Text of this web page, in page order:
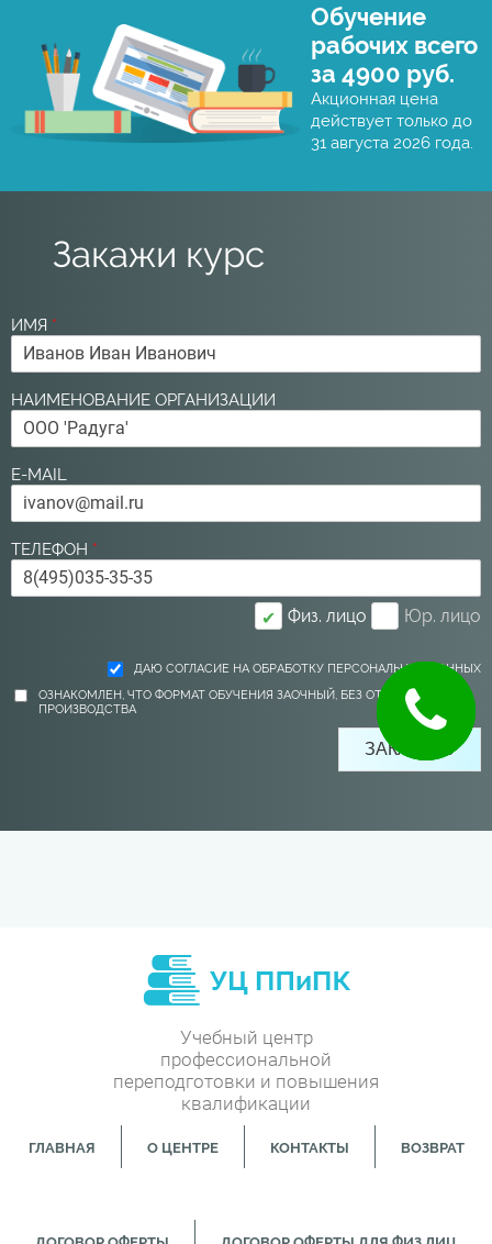
Обучение
рабочих всего
за 4900 руб.
Акционная цена
действует только до
31 августа 2026 года.
Закажи курс
ИМЯ *
НАИМЕНОВАНИЕ ОРГАНИЗАЦИИ
E-MAIL
ТЕЛЕФОН *
✔ Физ. лицо Юр. лицо
ДАЮ СОГЛАСИЕ НА ОБРАБОТКУ ПЕРСОНАЛЬНЫХ ДАННЫХ
ОЗНАКОМЛЕН, ЧТО ФОРМАТ ОБУЧЕНИЯ ЗАОЧНЫЙ, БЕЗ ОТРЫВА ОТ
ПРОИЗВОДСТВА
Учебный центр
профессиональной
переподготовки и повышения
квалификации
ГЛАВНАЯ О ЦЕНТРЕ КОНТАКТЫ ВОЗВРАТ